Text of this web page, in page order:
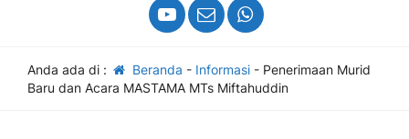
Anda ada di : Beranda - Informasi- Penerimaan Murid
Baru dan Acara MASTAMA MTs Miftahuddin